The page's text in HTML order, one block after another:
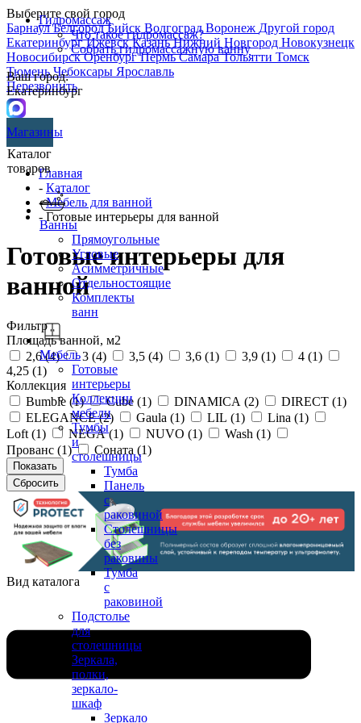
Выберите свой город
БарнаулБелгородБийск ВолгоградВоронеж Другой город
ЕкатеринбургИжевскКазаньНижний Новгород Новокузнецк
НовосибирскОренбургПермьСамараТольятти Томск
ТюменьЧебоксары Ярославль
Перезвонить
Гидромассаж
Что такое гидромассаж?
Собрать гидромассажную ванну
Ваш город:
Екатеринбург
Магазины
Каталог
товаров
Ванны
Прямоугольные
Угловые
Асимметричные
Отдельностоящие
Комплекты
ванн
Мебель
Готовые
интерьеры
Коллекции
мебели
Тумбы
и
столешницы
Тумба
Панель
с
раковиной
Столешницы
без
раковины
Тумба
с
раковиной
Подстолье
для
столешницы
Зеркала,
полки,
зеркало-
шкаф
Зеркало
Главная
- Каталог
-Мебель для ванной
- Готовые интерьеры для ванной
Готовые интерьеры для
ванной
Фильтр
Площадь ванной, м2
2,6 (4) 3 (4) 3,5 (4) 3,6 (1) 3,9 (1) 4 (1)
4,25 (1)
Коллекция
Bumble (1) Cube (1) DINAMICA (2) DIRECT (1)
ELEGANCE (2) Gaula (1) LIL (1) Lina (1)
Loft (1) NEGA (1) NUVO (1) Wash (1)
Прованс (1) Соната (1)
Вид каталога